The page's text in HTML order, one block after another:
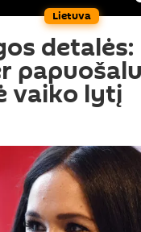
Lietuva
detalės:
vaiko lytį